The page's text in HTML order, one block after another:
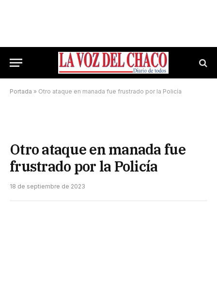
Portada » Otro ataque en manada fue frustrado por la Policía
Otro ataque en manada fue
frustrado por la Policía
18 de septiembre de 2023